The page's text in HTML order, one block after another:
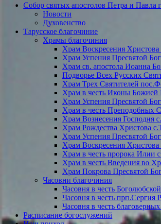
Собор святых апостолов Петра и Павла
Новости
Духовенство
Тарусское благочиние
Храмы благочиния
Храм Воскресения Христова
Храм Успения Пресвятой
Храм св. апостола Иоанна
Подворье Всех Русских
Храм Трех Святителей
Храм в честь Иконы Божией
Храм Успения Пресвятой
Храм в честь Преподобных
Храм Вознесения Господня
Храм Рождества Христова
Храм Успения Пресвятой
Храм Воскресения
Храм в честь пророка Илии
Храм в честь Введения во
Храм Покрова Пресвятой
Часовни благочиния
Часовня в честь
Часовня в честь прп.Сергия
Часовня в честь
Расписание богослужений